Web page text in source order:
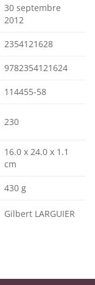
30 septembre
2012
2354121628
9782354121624
114455-58
230
16.0 x 24.0 x 1.1
cm
430 g
Gilbert LARGUIER